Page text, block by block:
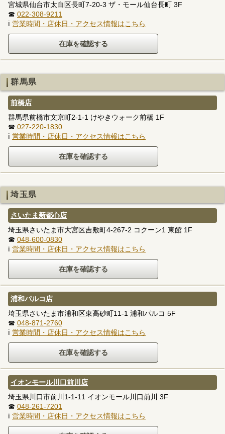
宮城県仙台市太白区長町7-20-3 ザ・モール仙台長町 3F
☎ 022-308-9211
ℹ 営業時間・店休日・アクセス情報はこちら
群馬県
前橋店
群馬県前橋市文京町2-1-1 けやきウォーク前橋 1F
☎ 027-220-1830
ℹ 営業時間・店休日・アクセス情報はこちら
埼玉県
さいたま新都心店
埼玉県さいたま市大宮区吉敷町4-267-2 コクーン1 東館 1F
☎ 048-600-0830
ℹ 営業時間・店休日・アクセス情報はこちら
浦和パルコ店
埼玉県さいたま市浦和区東高砂町11-1 浦和パルコ 5F
☎ 048-871-2760
ℹ 営業時間・店休日・アクセス情報はこちら
イオンモール川口前川店
埼玉県川口市前川1-1-11 イオンモール川口前川 3F
☎ 048-261-7201
ℹ 営業時間・店休日・アクセス情報はこちら